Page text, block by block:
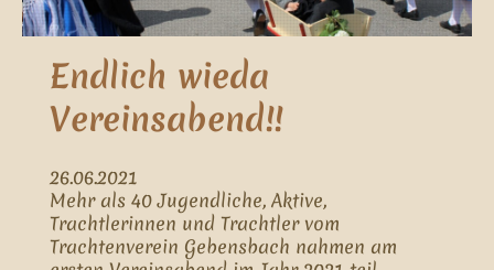
Endlich wieda
Vereinsabend!!
26.06.2021
Mehr als 40 Jugendliche, Aktive,
Trachtlerinnen und Trachtler vom
Trachtenverein Gebensbach nahmen am